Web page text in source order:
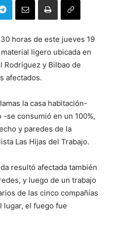
horas de este jueves 19
ligero ubicada en
Rodríguez y Bilbao de
afectados.
la casa habitación-
se consumió en un 100%,
y paredes de la
Las Hijas del Trabajo.
resultó afectada también
y luego de un trabajo
de las cinco compañías
lugar, el fuego fue